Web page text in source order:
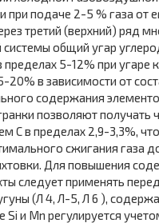
при подаче 2-5 % газа от
третий (верхний) ряд
системы общий угар
пределах 5-12% при угаре
20% в зависимости от
содержания
позволяют получать
C в пределах 2,9-3,3%,
сжигания газа
Для повышения
следует применять
(Л 4, Л-5, Л 6 ),
и Mn регулируется